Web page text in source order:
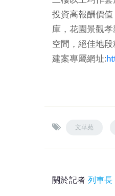
投資高報酬價
庫，花園景觀
空間，絕佳地
建案專屬網址:
文華苑
關於記者 列車長